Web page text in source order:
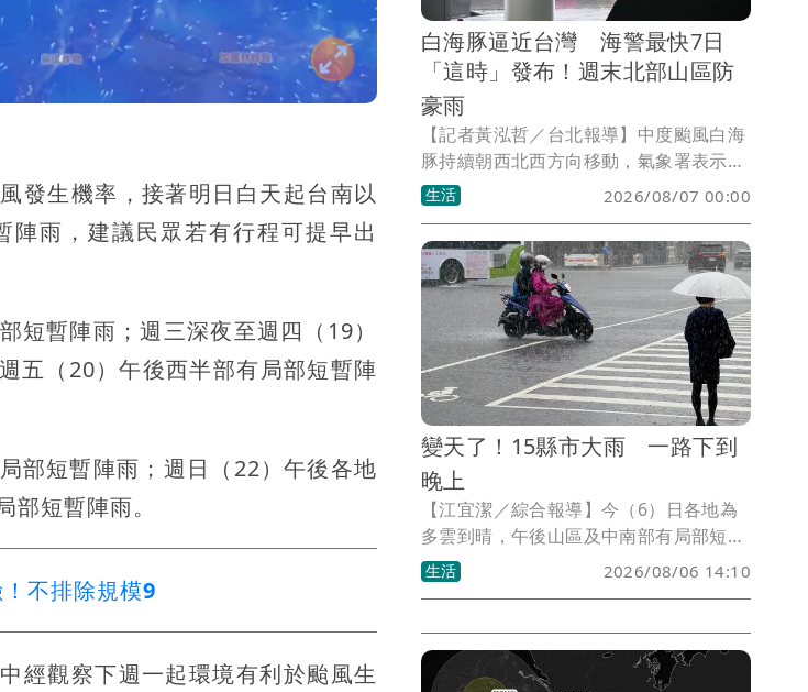
發生機率，接著明日白天起台南以
雨，建議民眾若有行程可提早出
短暫陣雨；週三深夜至週四（19）
五（20）午後西半部有局部短暫陣
部短暫陣雨；週日（22）午後各地
短暫陣雨。
不排除規模9
經觀察下週一起環境有利於颱風生
白海豚逼近台灣 海警最快7日
「這時」發布！週末北部山區防
豪雨
【記者黃泓哲／台北報導】中度颱風白海
豚持續朝西北西方向移動，氣象署表示，
颱風中心預計於8月7日接近琉球群島，最
快將在7日下午發布海上颱風警報。至於
是否需要發布陸上颱風警報，仍須觀察颱
風後續路徑是否南偏，以及暴風圈是否接
近馬祖等地區。根據最新預測，白海豚最
接近台灣的時間將落在週末兩天，北部及
中部山區須特別留意強降雨。
生活 2026/08/07 00:00
變天了！15縣市大雨 一路下到
晚上
【江宜潔／綜合報導】今（6）日各地為
多雲到晴，午後山區及中南部有局部短暫
雷陣雨，尤其山區有局部大雨發生機率，
目前中央氣象署已發布大雨特報，外出請
生活 2026/08/06 14:10